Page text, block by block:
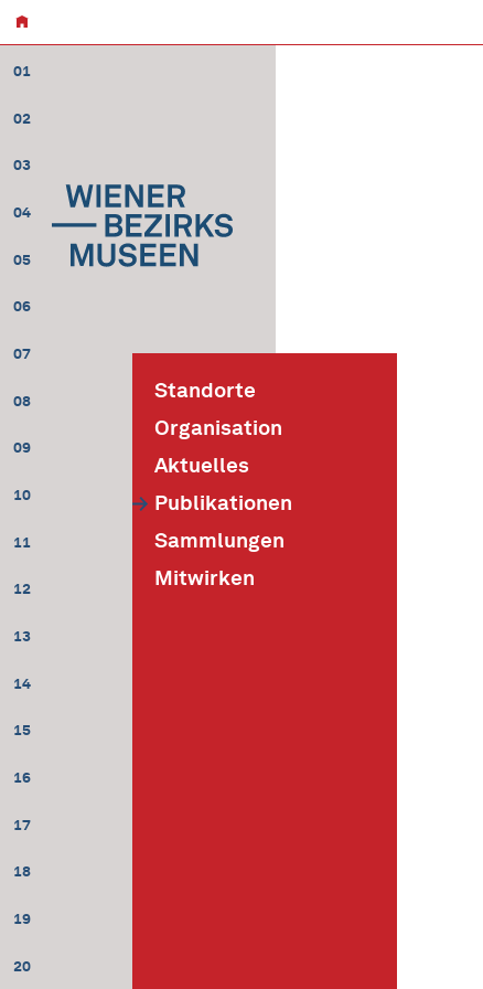
01
02
03
04
05
06
07
08
09
10
11
12
13
14
15
16
17
18
19
20
Standorte
Organisation
Aktuelles
Publikationen
Sammlungen
Mitwirken